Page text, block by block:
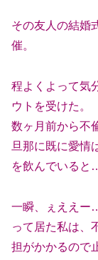
その友人の結婚
催。
程よくよって気
ウトを受けた。
数ヶ月前から不
旦那に既に愛情
を飲んでいると
一瞬、ぇええー
って居た私は、
担がかかるので